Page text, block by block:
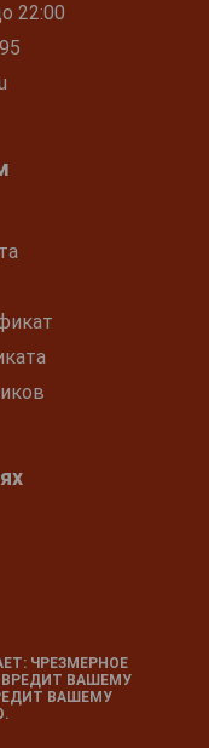
22:00
ЧРЕЗМЕРНОЕ
ВРЕДИТ ВАШЕМУ
ВАШЕМУ